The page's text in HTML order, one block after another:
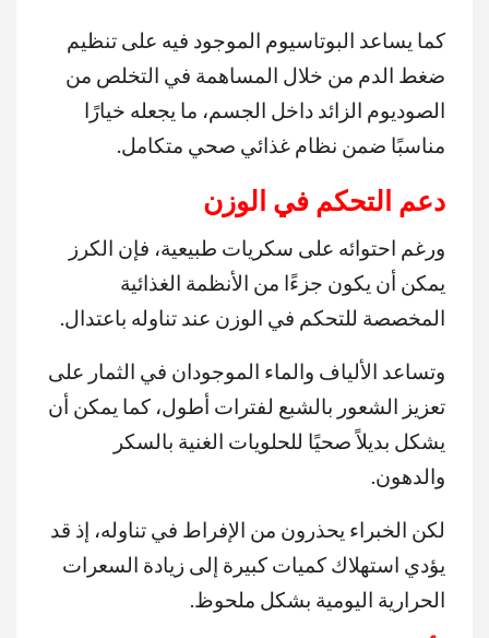
كما يساعد البوتاسيوم الموجود فيه على تنظيم
ضغط الدم من خلال المساهمة في التخلص من
الصوديوم الزائد داخل الجسم، ما يجعله خيارًا
مناسبًا ضمن نظام غذائي صحي متكامل.
دعم التحكم في الوزن
ورغم احتوائه على سكريات طبيعية، فإن الكرز
يمكن أن يكون جزءًا من الأنظمة الغذائية
المخصصة للتحكم في الوزن عند تناوله باعتدال.
وتساعد الألياف والماء الموجودان في الثمار على
تعزيز الشعور بالشبع لفترات أطول، كما يمكن أن
يشكل بديلاً صحيًا للحلويات الغنية بالسكر
والدهون.
لكن الخبراء يحذرون من الإفراط في تناوله، إذ قد
يؤدي استهلاك كميات كبيرة إلى زيادة السعرات
الحرارية اليومية بشكل ملحوظ.